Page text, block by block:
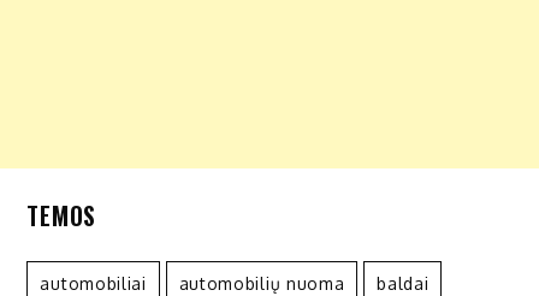
TEMOS
automobiliai automobilių nuoma baldai